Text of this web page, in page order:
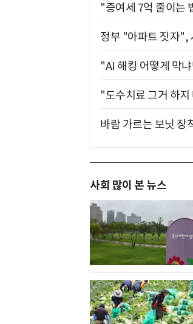
"증여세 7억 줄이는
정부 "아파트 짓자
"AI 해킹 어떻게 막
"도수치료 그거 하
바람 가르는 보닛
사회 많이 본 뉴스